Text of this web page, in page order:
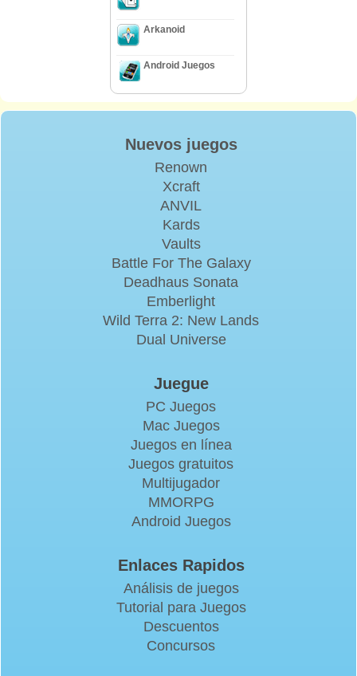
Arkanoid
Android Juegos
Nuevos juegos
Renown
Xcraft
ANVIL
Kards
Vaults
Battle For The Galaxy
Deadhaus Sonata
Emberlight
Wild Terra 2: New Lands
Dual Universe
Juegue
PC Juegos
Mac Juegos
Juegos en línea
Juegos gratuitos
Multijugador
MMORPG
Android Juegos
Enlaces Rapidos
Análisis de juegos
Tutorial para Juegos
Descuentos
Concursos